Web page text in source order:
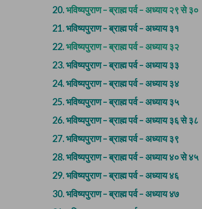
20.भविष्यपुराण – ब्राह्म पर्व – अध्याय २९ से ३०
21.भविष्यपुराण – ब्राह्म पर्व – अध्याय ३१
22.भविष्यपुराण – ब्राह्म पर्व – अध्याय ३२
23.भविष्यपुराण – ब्राह्म पर्व – अध्याय ३३
24.भविष्यपुराण – ब्राह्म पर्व – अध्याय ३४
25.भविष्यपुराण – ब्राह्म पर्व – अध्याय ३५
26.भविष्यपुराण – ब्राह्म पर्व – अध्याय ३६ से ३८
27.भविष्यपुराण – ब्राह्म पर्व – अध्याय ३९
28.भविष्यपुराण – ब्राह्म पर्व – अध्याय ४० से ४५
29.भविष्यपुराण – ब्राह्म पर्व – अध्याय ४६
30.भविष्यपुराण – ब्राह्म पर्व – अध्याय ४७